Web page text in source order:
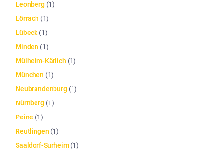
Leonberg (1)
Lörrach (1)
Lübeck (1)
Minden (1)
Mülheim-Kärlich (1)
München (1)
Neubrandenburg (1)
Nürnberg (1)
Peine (1)
Reutlingen (1)
Saaldorf-Surheim(1)